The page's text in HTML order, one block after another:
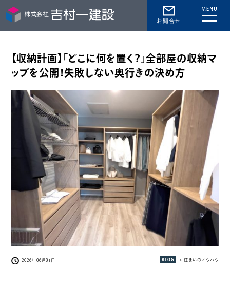
toggle
【収納計画】「どこに何を置く？」全部屋の収納マ
ップを公開！失敗しない奥行きの決め方
2026年06月01日 BLOG > 住まいのノウハウ